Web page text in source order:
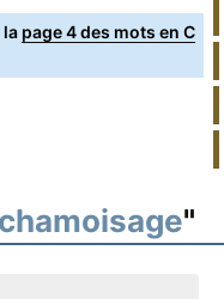
la page 4 des mots en C
chamoisage"